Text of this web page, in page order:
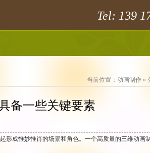
Tel: 139
当前位置：动画制作»
备一些关键要素
形成惟妙惟肖的场景和角色。一个高质量的三维动画